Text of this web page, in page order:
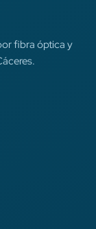
fibra óptica y